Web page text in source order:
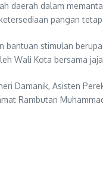
daerah dalam
pangan
stimulan
Wali Kota bersama
Damanik, Asisten
Rambutan